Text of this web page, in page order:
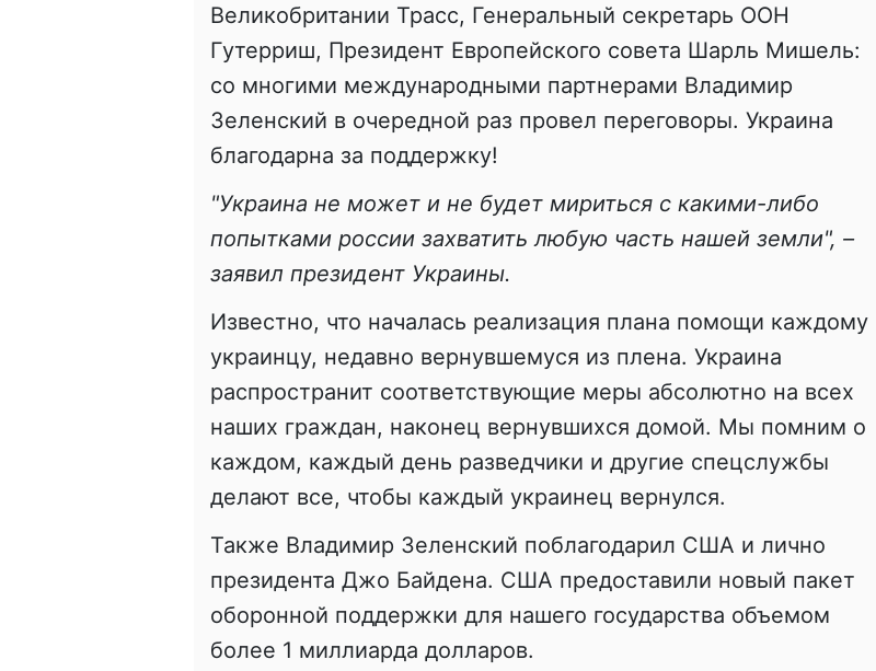
Великобритании Трасс, Генеральный секретарь ООН
Гутерриш, Президент Европейского совета Шарль Мишель:
со многими международными партнерами Владимир
Зеленский в очередной раз провел переговоры. Украина
благодарна за поддержку!
"Украина не может и не будет мириться с какими-либо
попытками россии захватить любую часть нашей земли", –
заявил президент Украины.
Известно, что началась реализация плана помощи каждому
украинцу, недавно вернувшемуся из плена. Украина
распространит соответствующие меры абсолютно на всех
наших граждан, наконец вернувшихся домой. Мы помним о
каждом, каждый день разведчики и другие спецслужбы
делают все, чтобы каждый украинец вернулся.
Также Владимир Зеленский поблагодарил США и лично
президента Джо Байдена. США предоставили новый пакет
оборонной поддержки для нашего государства объемом
более 1 миллиарда долларов.